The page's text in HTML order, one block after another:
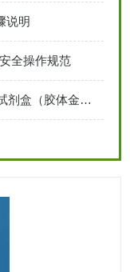
说明
全操作规范
单纯疱疹病毒Hsv（Ⅰ+Ⅱ）抗体检测试剂盒（胶体金法）